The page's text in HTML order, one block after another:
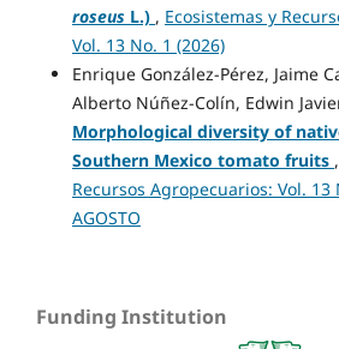
roseus L.) , Ecosistemas y
Vol. 13 No. 1 (2026)
Enrique González-Pérez, Jaime
Alberto Núñez-Colín, Edwin
Morphological diversity of
Southern Mexico tomato fruits ,
Recursos Agropecuarios: Vol. 13
AGOSTO
Funding Institution